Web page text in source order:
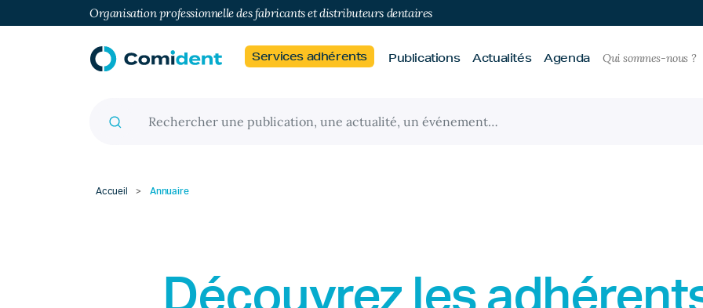
Organisation professionnelle des fabricants et distributeurs dentaires
Services adhérents Publications Actualités Agenda Qui sommes-nous ?
Accueil > Annuaire
Découvrez les